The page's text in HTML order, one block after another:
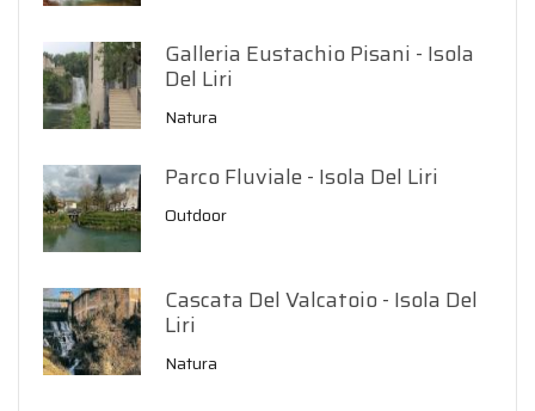
Galleria Eustachio Pisani - Isola
Del Liri
Natura
Parco Fluviale - Isola Del Liri
Outdoor
Cascata Del Valcatoio - Isola Del
Liri
Natura